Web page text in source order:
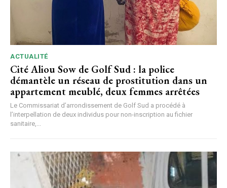
ACTUALITÉ
Cité Aliou Sow de Golf Sud : la police
démantèle un réseau de prostitution dans un
appartement meublé, deux femmes arrêtées
Le Commissariat d’arrondissement de Golf Sud a procédé à
l’interpellation de deux individus pour non-inscription au fichier
sanitaire,...